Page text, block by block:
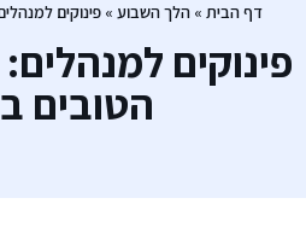
דף הבית » הלך השבוע » פינוקים
פינוקים
הטובים